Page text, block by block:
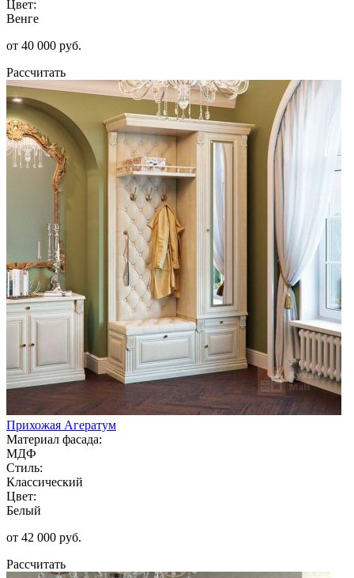
Цвет:
Венге
от 40 000 руб.
Рассчитать
Прихожая Агератум
Материал фасада:
МДФ
Стиль:
Классический
Цвет:
Белый
от 42 000 руб.
Рассчитать